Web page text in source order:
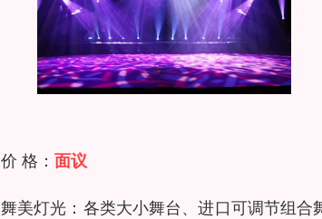
价 格： 面议
舞美灯光：各类大小舞台、进口可调节组